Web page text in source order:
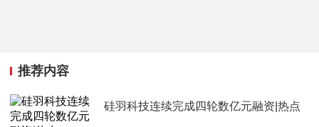
推荐内容
硅羽科技连续完成四轮数亿元融资|热点